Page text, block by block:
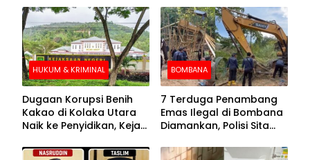
HUKUM & KRIMINAL
Dugaan Korupsi Benih
Kakao di Kolaka Utara
Naik ke Penyidikan, Kejari
BOMBANA
7 Terduga Penambang
Emas Ilegal di Bombana
Diamankan, Polisi Sita
Crusher